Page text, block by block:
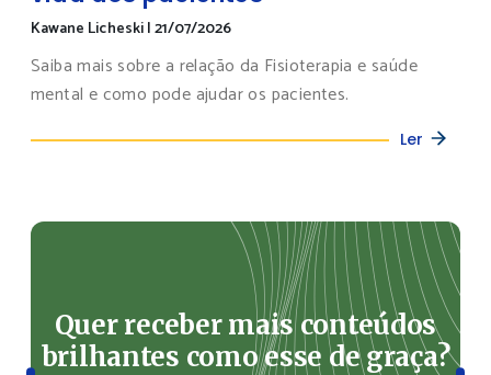
Kawane Licheski|21/07/2026
Saiba mais sobre a relação da Fisioterapia e saúde
mental e como pode ajudar os pacientes.
Ler
Quer receber mais conteúdos
brilhantes como esse de graça?